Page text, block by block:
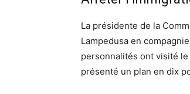
La présidente de la
Lampedusa en
personnalités ont visité le
présenté un plan en dix